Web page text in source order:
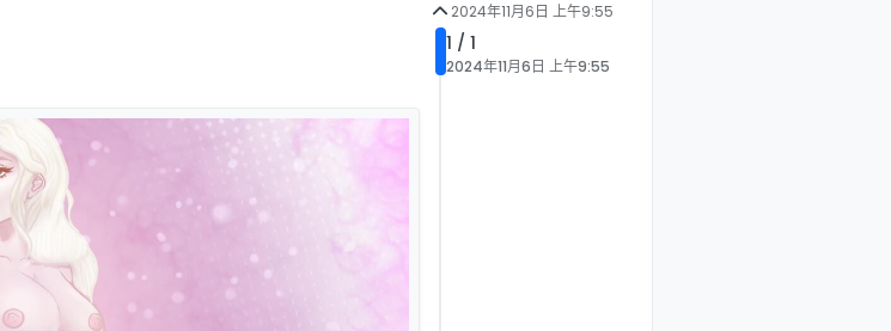
2024年11月6日 上午9:55
1 / 1
2024年11月6日 上午9:55